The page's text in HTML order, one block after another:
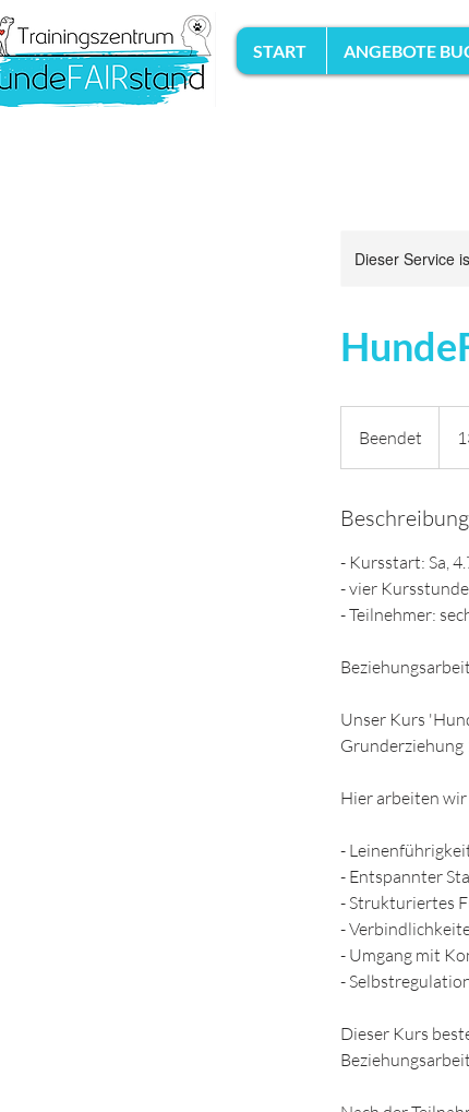
START ANGEBOTE
Dieser Service
Beendet
e
n
e
t
Beschreibung
- Kursstart: Sa,
- vier
- Teilnehmer:
Unser Kurs
Grunderziehung
Hier arbeiten wir
-
- Entspannter
- Strukturiertes
-
- Umgang mit
-
Dieser Kurs